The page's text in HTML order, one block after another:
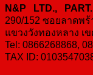
N&P LTD., PART.
290/152 ซอยลาดพร้
แขวงวังทองหลาง เ
Tel: 0866268868,
TAX ID: